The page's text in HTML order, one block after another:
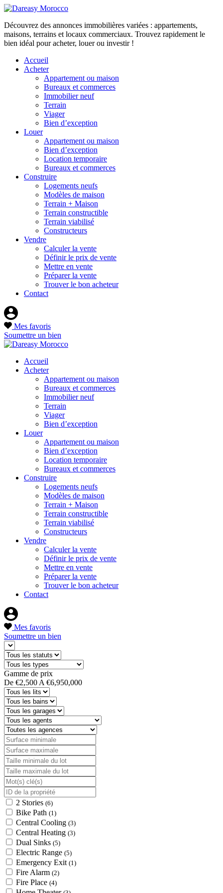
Découvrez des annonces immobilières variées : appartements,
maisons, terrains et locaux commerciaux. Trouvez rapidement le
bien idéal pour acheter, louer ou investir !
Accueil
Acheter
Appartement ou maison
Bureaux et commerces
Immobilier neuf
Terrain
Viager
Bien d’exception
Louer
Appartement ou maison
Bien d’exception
Location temporaire
Bureaux et commerces
Construire
Logements neufs
Modèles de maison
Terrain + Maison
Terrain constructible
Terrain viabilisé
Constructeurs
Vendre
Calculer la vente
Définir le prix de vente
Mettre en vente
Préparer la vente
Trouver le bon acheteur
Contact
Mes favoris
Soumettre un bien
Accueil
Acheter
Appartement ou maison
Bureaux et commerces
Immobilier neuf
Terrain
Viager
Bien d’exception
Louer
Appartement ou maison
Bien d’exception
Location temporaire
Bureaux et commerces
Construire
Logements neufs
Modèles de maison
Terrain + Maison
Terrain constructible
Terrain viabilisé
Constructeurs
Vendre
Calculer la vente
Définir le prix de vente
Mettre en vente
Préparer la vente
Trouver le bon acheteur
Contact
Mes favoris
Soumettre un bien
Gamme de prix
De €2,500 A €6,950,000
2 Stories (6)
Bike Path (1)
Central Cooling (3)
Central Heating (3)
Dual Sinks (5)
Electric Range (5)
Emergency Exit (1)
Fire Alarm (2)
Fire Place (4)